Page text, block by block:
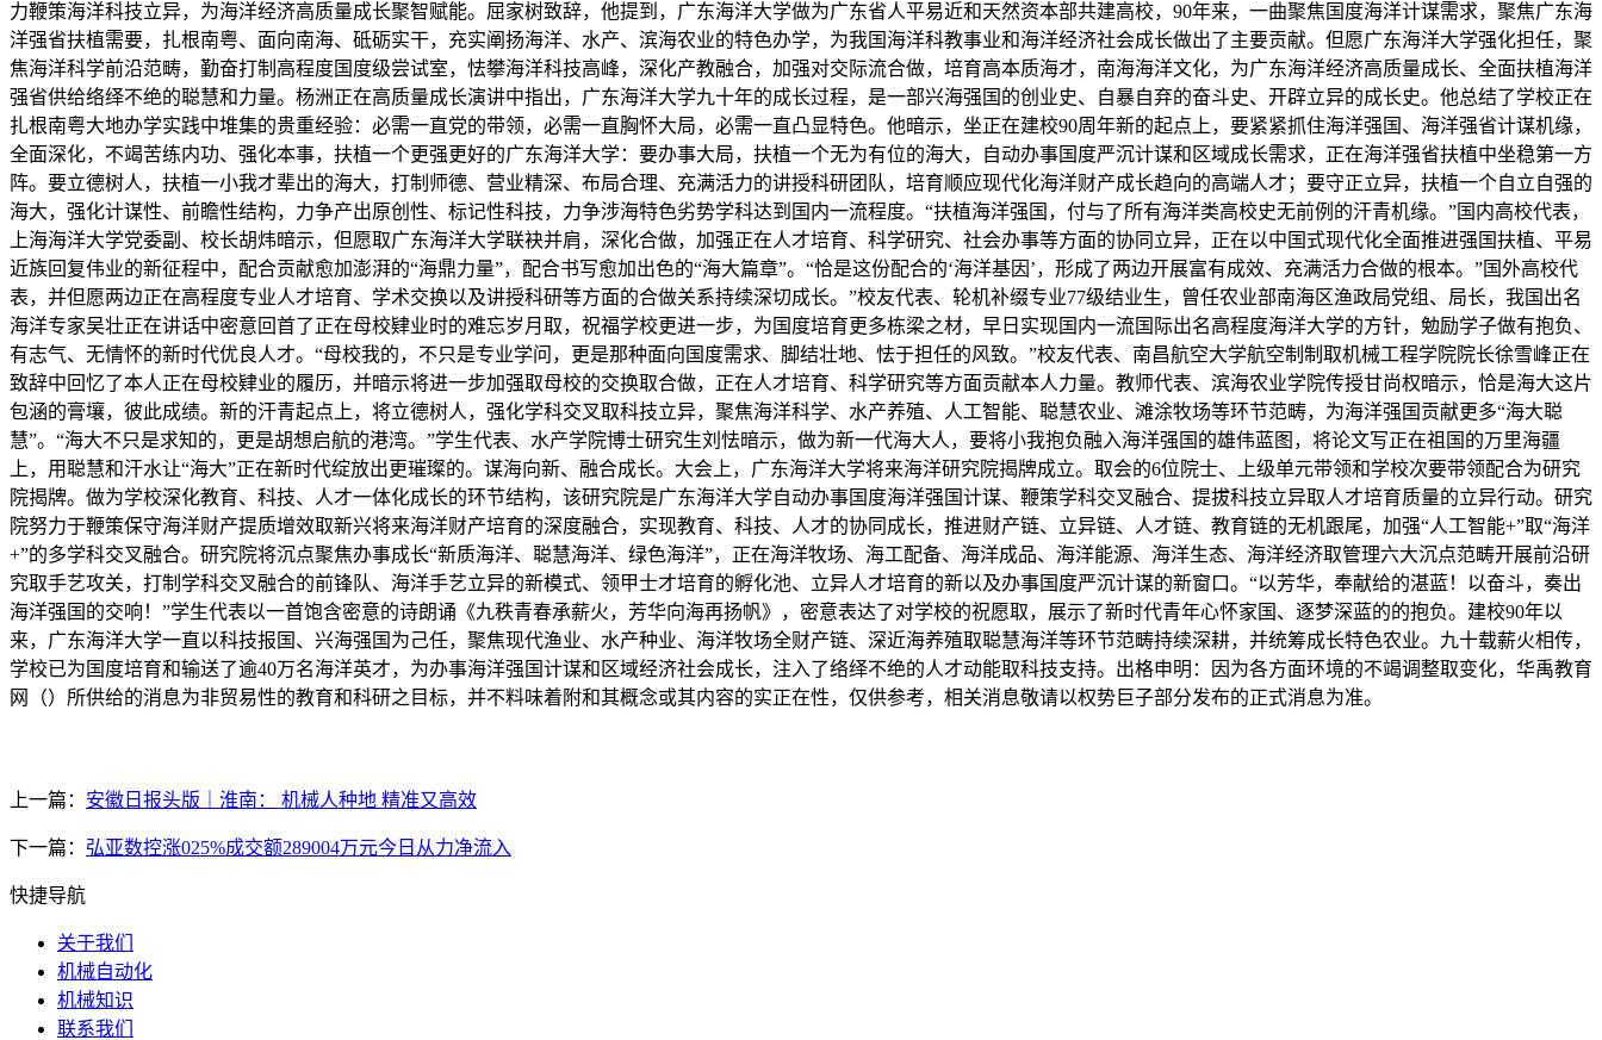
力鞭策海洋科技立异，为海洋经济高质量成长聚智赋能。屈家树致辞，他提到，广东海洋大学做为广东省人平易近和天然资本部共建高校，90年来，一曲聚焦国度海洋计谋需求，聚焦广东海
洋强省扶植需要，扎根南粤、面向南海、砥砺实干，充实阐扬海洋、水产、滨海农业的特色办学，为我国海洋科教事业和海洋经济社会成长做出了主要贡献。但愿广东海洋大学强化担任，聚
焦海洋科学前沿范畴，勤奋打制高程度国度级尝试室，怯攀海洋科技高峰，深化产教融合，加强对交际流合做，培育高本质海才，南海海洋文化，为广东海洋经济高质量成长、全面扶植海洋
强省供给络绎不绝的聪慧和力量。杨洲正在高质量成长演讲中指出，广东海洋大学九十年的成长过程，是一部兴海强国的创业史、自暴自弃的奋斗史、开辟立异的成长史。他总结了学校正在
扎根南粤大地办学实践中堆集的贵重经验：必需一直党的带领，必需一直胸怀大局，必需一直凸显特色。他暗示，坐正在建校90周年新的起点上，要紧紧抓住海洋强国、海洋强省计谋机缘，
全面深化，不竭苦练内功、强化本事，扶植一个更强更好的广东海洋大学：要办事大局，扶植一个无为有位的海大，自动办事国度严沉计谋和区域成长需求，正在海洋强省扶植中坐稳第一方
阵。要立德树人，扶植一小我才辈出的海大，打制师德、营业精深、布局合理、充满活力的讲授科研团队，培育顺应现代化海洋财产成长趋向的高端人才；要守正立异，扶植一个自立自强的
海大，强化计谋性、前瞻性结构，力争产出原创性、标记性科技，力争涉海特色劣势学科达到国内一流程度。“扶植海洋强国，付与了所有海洋类高校史无前例的汗青机缘。”国内高校代表，
上海海洋大学党委副、校长胡炜暗示，但愿取广东海洋大学联袂并肩，深化合做，加强正在人才培育、科学研究、社会办事等方面的协同立异，正在以中国式现代化全面推进强国扶植、平易
近族回复伟业的新征程中，配合贡献愈加澎湃的“海鼎力量”，配合书写愈加出色的“海大篇章”。“恰是这份配合的‘海洋基因’，形成了两边开展富有成效、充满活力合做的根本。”国外高校代
表，并但愿两边正在高程度专业人才培育、学术交换以及讲授科研等方面的合做关系持续深切成长。”校友代表、轮机补缀专业77级结业生，曾任农业部南海区渔政局党组、局长，我国出名
海洋专家吴壮正在讲话中密意回首了正在母校肄业时的难忘岁月取，祝福学校更进一步，为国度培育更多栋梁之材，早日实现国内一流国际出名高程度海洋大学的方针，勉励学子做有抱负、
有志气、无情怀的新时代优良人才。“母校我的，不只是专业学问，更是那种面向国度需求、脚结壮地、怯于担任的风致。”校友代表、南昌航空大学航空制制取机械工程学院院长徐雪峰正在
致辞中回忆了本人正在母校肄业的履历，并暗示将进一步加强取母校的交换取合做，正在人才培育、科学研究等方面贡献本人力量。教师代表、滨海农业学院传授甘尚权暗示，恰是海大这片
包涵的膏壤，彼此成绩。新的汗青起点上，将立德树人，强化学科交叉取科技立异，聚焦海洋科学、水产养殖、人工智能、聪慧农业、滩涂牧场等环节范畴，为海洋强国贡献更多“海大聪
慧”。“海大不只是求知的，更是胡想启航的港湾。”学生代表、水产学院博士研究生刘怯暗示，做为新一代海大人，要将小我抱负融入海洋强国的雄伟蓝图，将论文写正在祖国的万里海疆
上，用聪慧和汗水让“海大”正在新时代绽放出更璀璨的。谋海向新、融合成长。大会上，广东海洋大学将来海洋研究院揭牌成立。取会的6位院士、上级单元带领和学校次要带领配合为研究
院揭牌。做为学校深化教育、科技、人才一体化成长的环节结构，该研究院是广东海洋大学自动办事国度海洋强国计谋、鞭策学科交叉融合、提拔科技立异取人才培育质量的立异行动。研究
院努力于鞭策保守海洋财产提质增效取新兴将来海洋财产培育的深度融合，实现教育、科技、人才的协同成长，推进财产链、立异链、人才链、教育链的无机跟尾，加强“人工智能+”取“海洋
+”的多学科交叉融合。研究院将沉点聚焦办事成长“新质海洋、聪慧海洋、绿色海洋”，正在海洋牧场、海工配备、海洋成品、海洋能源、海洋生态、海洋经济取管理六大沉点范畴开展前沿研
究取手艺攻关，打制学科交叉融合的前锋队、海洋手艺立异的新模式、领甲士才培育的孵化池、立异人才培育的新以及办事国度严沉计谋的新窗口。“以芳华，奉献给的湛蓝！以奋斗，奏出
海洋强国的交响！”学生代表以一首饱含密意的诗朗诵《九秩青春承薪火，芳华向海再扬帆》，密意表达了对学校的祝愿取，展示了新时代青年心怀家国、逐梦深蓝的的抱负。建校90年以
来，广东海洋大学一直以科技报国、兴海强国为己任，聚焦现代渔业、水产种业、海洋牧场全财产链、深近海养殖取聪慧海洋等环节范畴持续深耕，并统筹成长特色农业。九十载薪火相传，
学校已为国度培育和输送了逾40万名海洋英才，为办事海洋强国计谋和区域经济社会成长，注入了络绎不绝的人才动能取科技支持。出格申明：因为各方面环境的不竭调整取变化，华禹教育
网（）所供给的消息为非贸易性的教育和科研之目标，并不料味着附和其概念或其内容的实正在性，仅供参考，相关消息敬请以权势巨子部分发布的正式消息为准。
上一篇： 安徽日报头版｜淮南： 机械人种地 精准又高效
下一篇： 弘亚数控涨025%成交额289004万元今日从力净流入
快捷导航
关于我们
机械自动化
机械知识
联系我们